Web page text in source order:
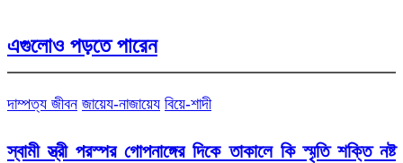
এগুলোও পড়তে পারেন
দাম্পত্য জীবন জায়েয-নাজায়েয বিয়ে-শাদী
স্বামী স্ত্রী পরস্পর গোপনাঙ্গের দিকে তাকালে কি স্মৃতি শক্তি নষ্ট